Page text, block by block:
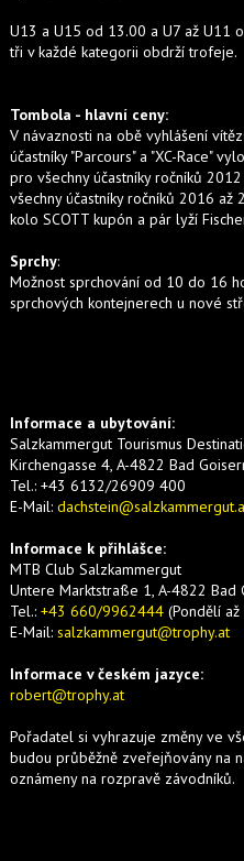
U13 a U15 od 13.00 a U7 až U11
tři v každé kategorii obdrží trofeje.
Tombola - hlavní ceny:
V návaznosti na obě vyhlášení
účastníky "Parcours" a "XC-Race"
pro všechny účastníky ročníků
všechny účastníky ročníků 2016 až
kolo SCOTT kupón a pár lyží
Sprchy:
Možnost sprchování od 10 do 16
sprchových kontejnerech u nové
Informace a ubytování:
Salzkammergut Tourismus
Kirchengasse 4, A-4822 Bad
Tel.: +43 6132/26909 400
E-Mail:
Informace k přihlášce:
MTB Club Salzkammergut
Untere Marktstraße 1, A-4822 Bad
Tel.: +43 660/9962444 (Pondělí
E-Mail: salzkammergut@trophy.at
Informace v českém jazyce:
robert@trophy.at
Pořadatel si vyhrazuje změny ve
budou průběžně zveřejňovány na
oznámeny na rozpravě závodníků.